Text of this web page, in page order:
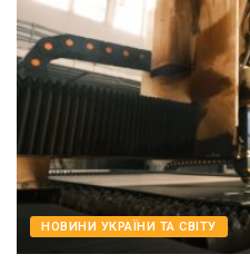
НОВИНИ УКРАЇНИ ТА СВІТУ